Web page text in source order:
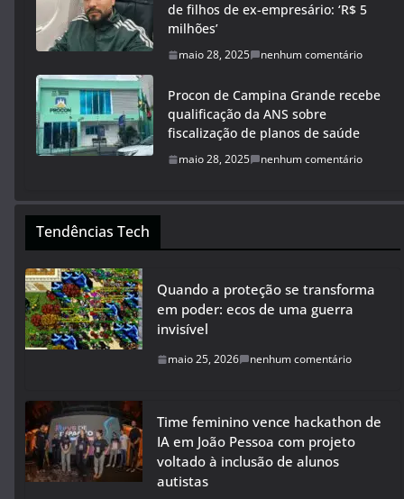
de filhos de ex-empresário: ‘R$ 5
milhões’
maio 28, 2025 nenhum comentário
Procon de Campina Grande recebe
qualificação da ANS sobre
fiscalização de planos de saúde
maio 28, 2025 nenhum comentário
Tendências Tech
Quando a proteção se transforma
em poder: ecos de uma guerra
invisível
maio 25, 2026 nenhum comentário
Time feminino vence hackathon de
IA em João Pessoa com projeto
voltado à inclusão de alunos
autistas